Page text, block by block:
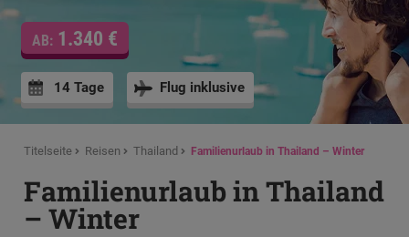
AB: 1.340 €
14 Tage Flug inklusive
Titelseite Reisen Thailand Familienurlaub in Thailand – Winter
Familienurlaub in Thailand
– Winter